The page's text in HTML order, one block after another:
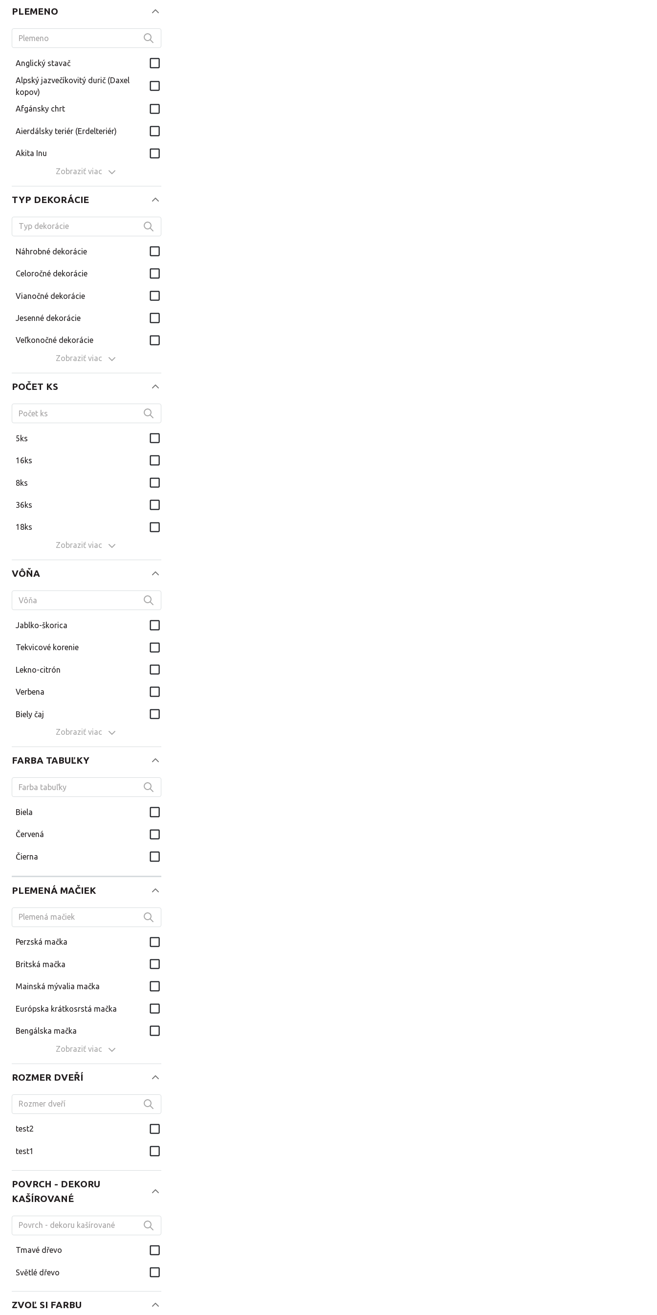
PLEMENO
Anglický stavač
Alpský jazvečíkovitý durič (Daxel
kopov)
Afgánsky chrt
Aierdálsky teriér (Erdelteriér)
Akita Inu
Zobraziť viac
TYP DEKORÁCIE
Náhrobné dekorácie
Celoročné dekorácie
Vianočné dekorácie
Jesenné dekorácie
Veľkonočné dekorácie
Zobraziť viac
POČET KS
5ks
16ks
8ks
36ks
18ks
Zobraziť viac
VÔŇA
Jablko-škorica
Tekvicové korenie
Lekno-citrón
Verbena
Biely čaj
Zobraziť viac
FARBA TABUĽKY
Biela
Červená
Čierna
PLEMENÁ MAČIEK
Perzská mačka
Britská mačka
Mainská mývalia mačka
Európska krátkosrstá mačka
Bengálska mačka
Zobraziť viac
ROZMER DVEŘÍ
test2
test1
POVRCH - DEKORU
KAŠÍROVANÉ
Tmavé dřevo
Světlé dřevo
ZVOĽ SI FARBU